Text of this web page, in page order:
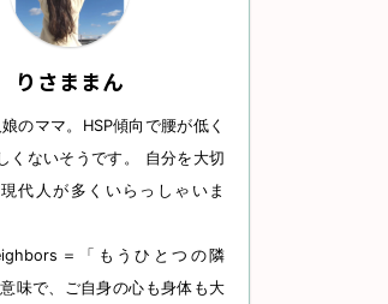
りさままん
のママ。HSP傾向で腰が低く
くないそうです。 自分を大切
代人が多くいらっしゃいま
＝「もうひとつの隣
味で、ご自身の心も身体も大